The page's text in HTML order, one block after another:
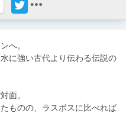
へ。
に強い古代より伝わる伝説の
面。
ものの、ラスボスに比べれば